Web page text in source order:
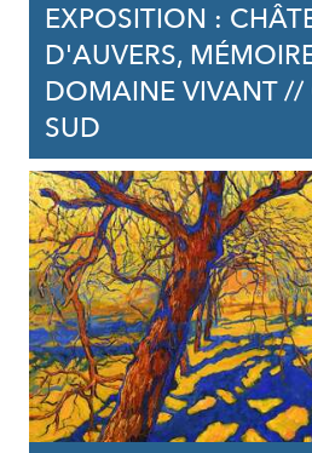
EXPOSITION :
D'AUVERS,
DOMAINE VIVANT //
SUD